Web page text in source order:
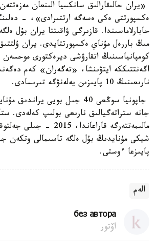
«يران حالىقارالىق سانكسيا الىنعان
ەكسپورتتى ەكى ەسەگە ارتتىرادى»، -
مىڭ باررەل مۇناي ەكسپورتتايدى. يران
كومپانياسىنىڭ اتقارۋشى ديرەكتورى
اگەنتتىككە ايتۋىنشا، «تەگەران» كەم
نارىعىنىڭ 10 پايىزىن يەلەنۋگە تىرىسادى.
جاپونيا سوڭعى 40 جىل بويى
جانە ستراتەگيالىق نارىعى بولىپ كەلەدى.
مالىمەتتەرگە قاراعاندا،
پايىزعا ءوستى.
الەم
без автора
اۆتور